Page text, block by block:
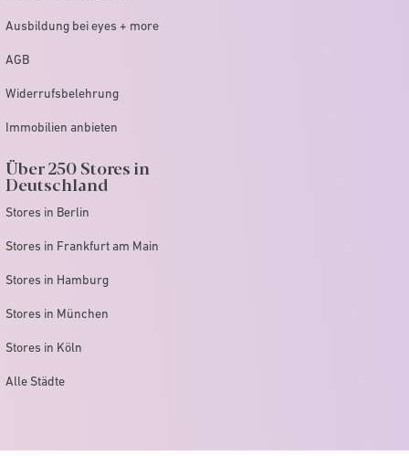
Ausbildung bei eyes + more
AGB
Widerrufsbelehrung
Immobilien anbieten
Über 250 Stores in
Deutschland
Stores in Berlin
Stores in Frankfurt am Main
Stores in Hamburg
Stores in München
Stores in Köln
Alle Städte